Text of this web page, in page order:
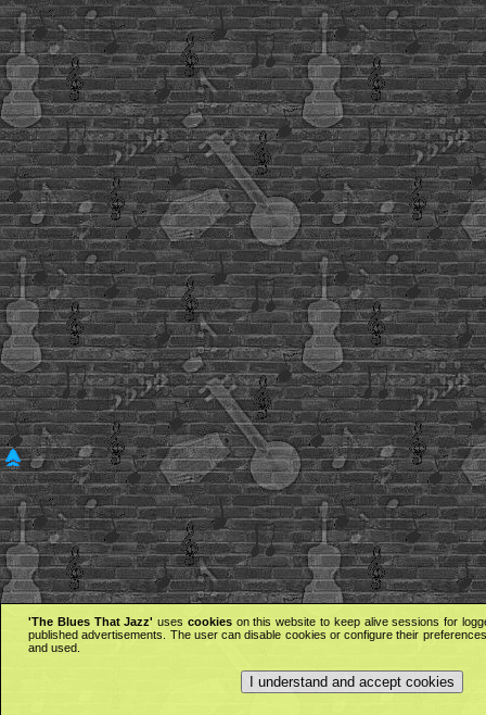
'The Blues That Jazz' uses cookieson this website to keep alive sessions for
published advertisements. The user can disable cookies or configure their
and used.
I understand and accept cookies